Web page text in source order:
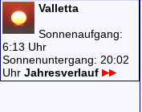
Valletta
Sonnenaufgang:
6:13 Uhr
Sonnenuntergang: 20:02
Uhr Jahresverlauf